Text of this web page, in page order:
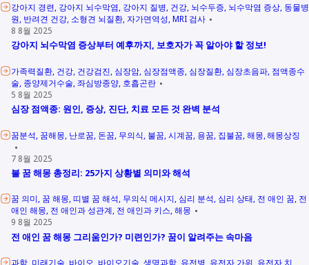
강아지 경련 강아지 뇌수막염 강아지 질병 건강 뇌수두증 뇌수막염 증상 동물병
원 반려견 건강 소형견 뇌질환 자가면역성 MRI 검사
8 8월 2025
강아지 뇌수막염 증상부터 예후까지, 보호자가 꼭 알아야 할 정보!
가족력질환 건강 건강검진 심장암 심장점액종 심장질환 심장초음파 점액종수
술 종양제거수술 좌심방종양 호흡곤란
5 8월 2025
심장 점액종: 원인, 증상, 진단, 치료 모든 것 완벽 분석
꿈분석 꿈해몽 난로꿈 돈꿈 무의식 불꿈 시계꿈 용꿈 집불꿈 해몽 해몽상징
7 8월 2025
불 꿈 해몽 총정리: 25가지 상황별 의미와 해석
꿈 의미 꿈 해몽 띠별 꿈 해석 무의식 메시지 심리 분석 심리 상태 전 애인 꿈 전
애인 해몽 전 애인과 성관계 전 애인과 키스 해몽
9 8월 2025
전 애인 꿈 해몽 그리움인가? 미련인가? 꿈이 알려주는 속마음
과학 미래기술 바이오 바이오기술 생명과학 유전병 유전자 가위 유전자 치